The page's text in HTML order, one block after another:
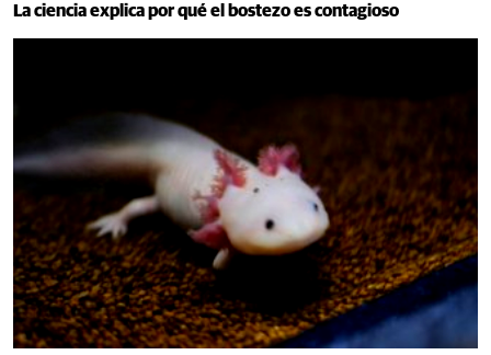
La ciencia explica por qué el bostezo es contagioso